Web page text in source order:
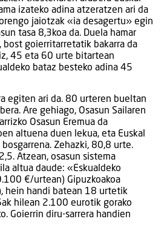
izateko adina atzeratzen ari da
jaiotzak «ia desagertu» egin
tasa 8,3koa da. Duela hamar
bost goierritarretatik bakarra da
45 eta 60 urte bitartean
bataz besteko adina 45
egiten ari da. 80 urteren bueltan
Are gehiago, Osasun Sailaren
Osasun Eremua da
altuena duen lekua, eta Euskal
Zehazki, 80,8 urte.
Atzean, osasun sistema
altua daude: «Eskualdeko
€/urtean) Gipuzkoakoa
hein handi batean 18 urtetik
hilean 2.100 eurotik gorako
Goierrin diru-sarrera handien